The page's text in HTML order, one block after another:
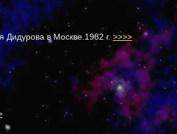
Дидурова в Москве.1982 г. >>>>